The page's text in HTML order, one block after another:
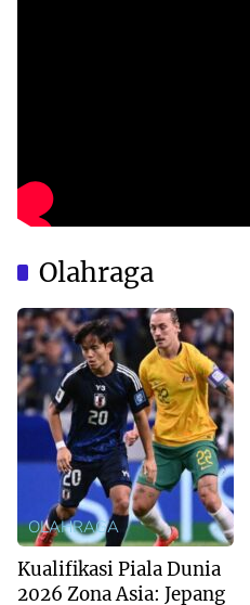
Olahraga
OLAHRAGA
Kualifikasi Piala Dunia
2026 Zona Asia: Jepang